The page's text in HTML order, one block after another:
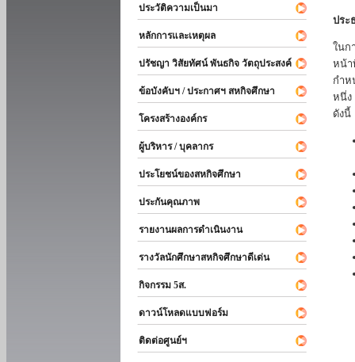
ประวัติความเป็นมา
หลักการและเหตุผล
ปรัชญา วิสัยทัศน์ พันธกิจ วัตถุประสงค์
ข้อบังคับฯ / ประกาศฯ สหกิจศึกษา
โครงสร้างองค์กร
ผู้บริหาร / บุคลากร
ประโยชน์ของสหกิจศึกษา
ประกันคุณภาพ
รายงานผลการดำเนินงาน
รางวัลนักศึกษาสหกิจศึกษาดีเด่น
กิจกรรม 5ส.
ดาวน์โหลดแบบฟอร์ม
ติดต่อศูนย์ฯ
ประ
ในก
หน้า
กำห
หนึ่ง
ดังนี้